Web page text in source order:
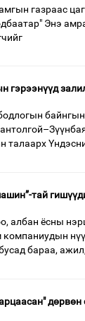
газраас
Энэ
гэрээнүүд
талаарх
тай
албан ёсны
бараа,